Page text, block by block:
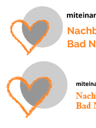
Inhalt
springen